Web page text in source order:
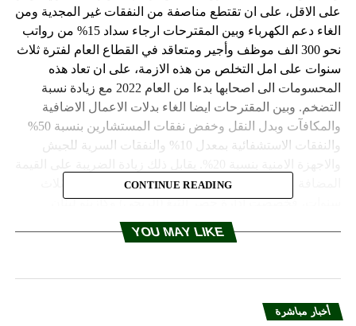
على الاقل، على ان تقتطع مناصفة من النفقات غير المجدية ومن
الغاء دعم الكهرباء وبين المقترحات ارجاء سداد 15% من رواتب
نحو 300 الف موظف وأجير ومتعاقد في القطاع العام لفترة ثلاث
سنوات على امل التخلص من هذه الازمة، على ان تعاد هذه
المحسومات الى اصحابها بدءا من العام 2022 مع زيادة نسبة
التضخم. وبين المقترحات ايضا الغاء بدلات الاعمال الاضافية
والمكافآت وبدل النقل وخفض نفقات المستشارين بنسبة 50%
والنفقات الاستشفائية بمعدل 10% والنفقات السرية للجيش
سنوات، فخصصت ادارة حصر التبغ (الريجي) وكازينو لبنان
واهراءات القمح في المرفأ وقطاع الاتصالات وتسوية التعديات
الجمركي للنواب والهيئات الديبلوماسية. وضمن المقترحات التي
CONTINUE READING
YOU MAY LIKE
أخبار مباشرة